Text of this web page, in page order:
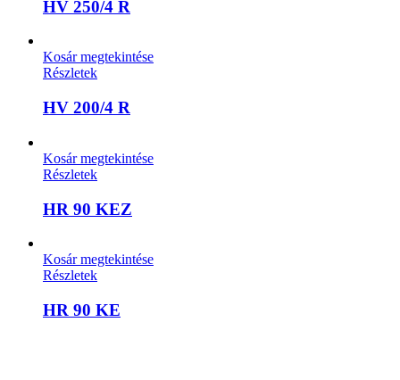
HV 250/4 R
Kosár megtekintése
Részletek
HV 200/4 R
Kosár megtekintése
Részletek
HR 90 KEZ
Kosár megtekintése
Részletek
HR 90 KE